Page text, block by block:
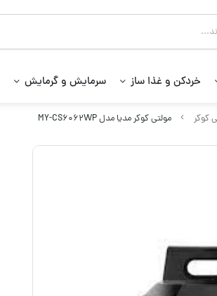
خردکن و غذا ساز سرمایش و گرمایش
کوکر مولتی کوکر مدیا مدل MY-CS6062WP